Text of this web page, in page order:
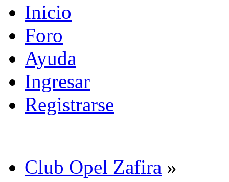
Inicio
Foro
Ayuda
Ingresar
Registrarse
Club Opel Zafira »